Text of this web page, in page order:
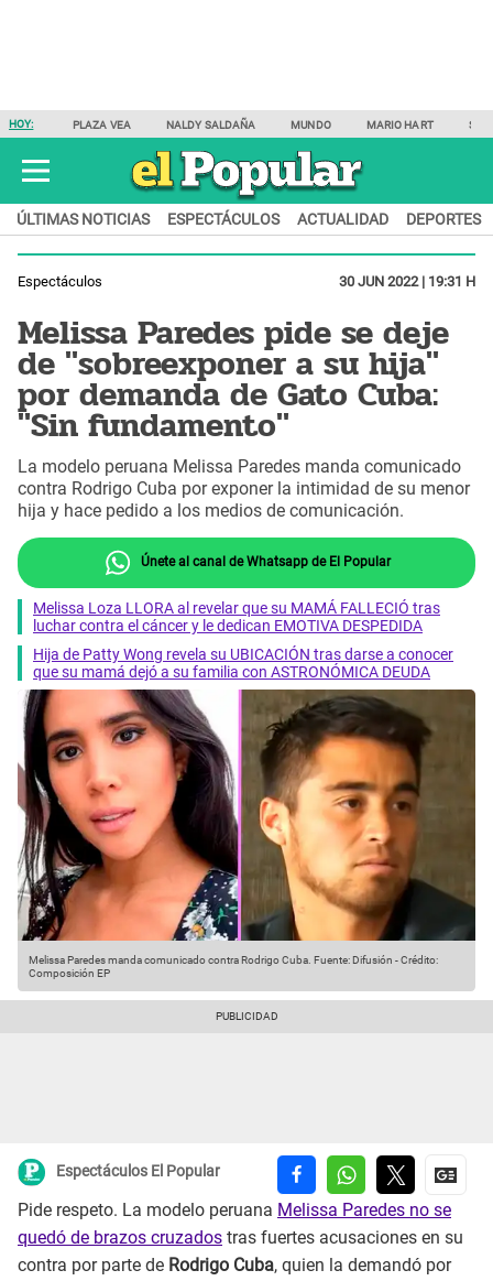
HOY: PLAZA VEA NALDY SALDAÑA MUNDO MARIO HART
ÚLTIMAS NOTICIAS ESPECTÁCULOS ACTUALIDAD DEPORTES
Espectáculos 30 JUN 2022 | 19:31 H
Melissa Paredes pide se deje
de "sobreexponer a su hija"
por demanda de Gato Cuba:
"Sin fundamento"
La modelo peruana Melissa Paredes manda comunicado
contra Rodrigo Cuba por exponer la intimidad de su menor
hija y hace pedido a los medios de comunicación.
Únete al canal de Whatsapp de El Popular
Melissa Loza LLORA al revelar que su MAMÁ FALLECIÓ tras
luchar contra el cáncer y le dedican EMOTIVA DESPEDIDA
Hija de Patty Wong revela su UBICACIÓN tras darse a conocer
que su mamá dejó a su familia con ASTRONÓMICA DEUDA
Melissa Paredes manda comunicado contra Rodrigo Cuba. Fuente: Difusión -Crédito:
Composición EP
Espectáculos El Popular
Pide respeto. La modelo peruana Melissa Paredes no se
quedó de brazos cruzados tras fuertes acusaciones en su
contra por parte de Rodrigo Cuba, quien la demandó por